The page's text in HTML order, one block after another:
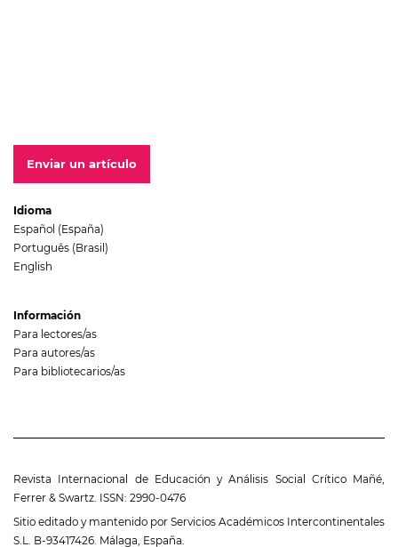
Enviar un artículo
Idioma
Español (España)
Português (Brasil)
English
Información
Para lectores/as
Para autores/as
Para bibliotecarios/as
Revista Internacional de Educación y Análisis Social Crítico Mañé,
Ferrer & Swartz. ISSN: 2990-0476
Sitio editado y mantenido por Servicios Académicos Intercontinentales
S.L. B-93417426. Málaga, España.